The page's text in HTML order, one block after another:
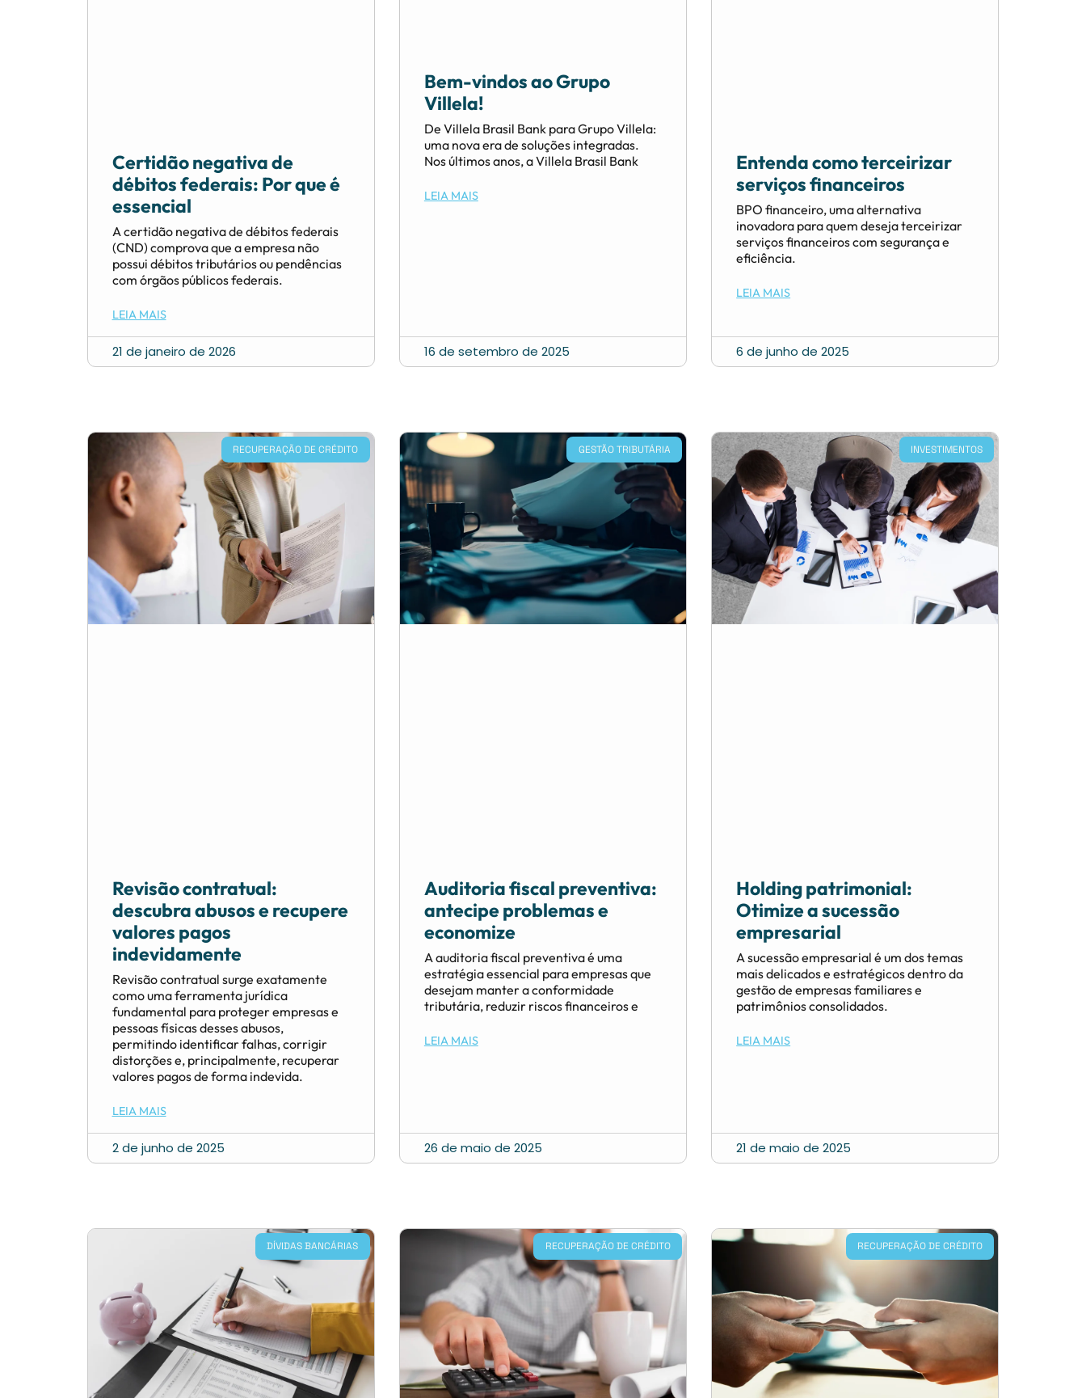
Certidão negativa de
débitos federais: Por que é
essencial
A certidão negativa de débitos federais
(CND) comprova que a empresa não
possui débitos tributários ou pendências
com órgãos públicos federais.
LEIA MAIS
21 de janeiro de 2026
Bem-vindos ao Grupo
Villela!
De Villela Brasil Bank para Grupo Villela:
uma nova era de soluções integradas.
Nos últimos anos, a Villela Brasil Bank
LEIA MAIS
16 de setembro de 2025
Entenda como terceirizar
serviços financeiros
BPO financeiro, uma alternativa
inovadora para quem deseja terceirizar
serviços financeiros com segurança e
eficiência.
LEIA MAIS
6 de junho de 2025
RECUPERAÇÃO DE CRÉDITO
Revisão contratual:
descubra abusos e recupere
valores pagos
indevidamente
Revisão contratual surge exatamente
como uma ferramenta jurídica
fundamental para proteger empresas e
pessoas físicas desses abusos,
permitindo identificar falhas, corrigir
distorções e, principalmente, recuperar
valores pagos de forma indevida.
LEIA MAIS
2 de junho de 2025
GESTÃO TRIBUTÁRIA
Auditoria fiscal preventiva:
antecipe problemas e
economize
A auditoria fiscal preventiva é uma
estratégia essencial para empresas que
desejam manter a conformidade
tributária, reduzir riscos financeiros e
LEIA MAIS
26 de maio de 2025
INVESTIMENTOS
Holding patrimonial:
Otimize a sucessão
empresarial
A sucessão empresarial é um dos temas
mais delicados e estratégicos dentro da
gestão de empresas familiares e
patrimônios consolidados.
LEIA MAIS
21 de maio de 2025
DÍVIDAS BANCÁRIAS RECUPERAÇÃO DE CRÉDITO RECUPERAÇÃO DE CRÉDITO